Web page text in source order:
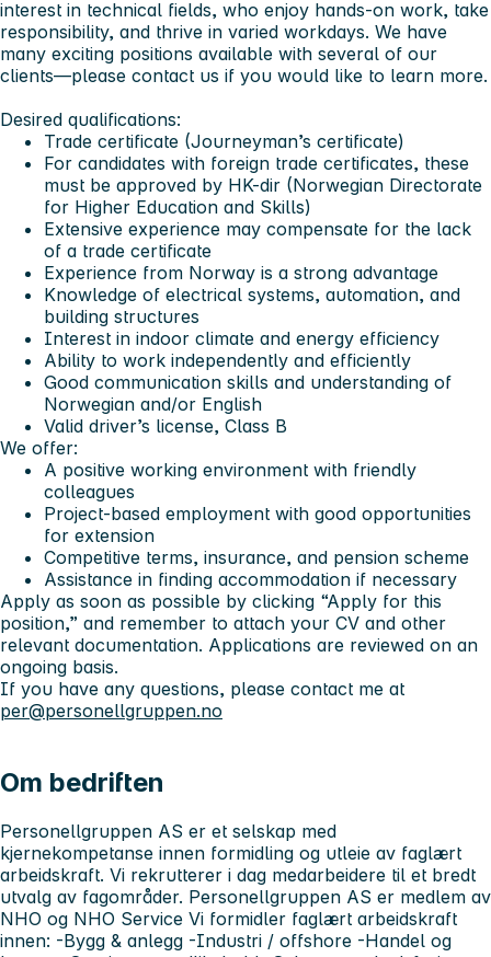
interest in technical fields, who enjoy hands-on work, take
responsibility, and thrive in varied workdays. We have
many exciting positions available with several of our
clients—please contact us if you would like to learn more.
Desired qualifications:
Trade certificate (Journeyman’s certificate)
For candidates with foreign trade certificates, these
must be approved by HK-dir (Norwegian Directorate
for Higher Education and Skills)
Extensive experience may compensate for the lack
of a trade certificate
Experience from Norway is a strong advantage
Knowledge of electrical systems, automation, and
building structures
Interest in indoor climate and energy efficiency
Ability to work independently and efficiently
Good communication skills and understanding of
Norwegian and/or English
Valid driver’s license, Class B
We offer:
A positive working environment with friendly
colleagues
Project-based employment with good opportunities
for extension
Competitive terms, insurance, and pension scheme
Assistance in finding accommodation if necessary
Apply as soon as possible by clicking “Apply for this
position,” and remember to attach your CV and other
relevant documentation. Applications are reviewed on an
ongoing basis.
If you have any questions, please contact me at
per@personellgruppen.no
Om bedriften
Personellgruppen AS er et selskap med
kjernekompetanse innen formidling og utleie av faglært
arbeidskraft. Vi rekrutterer i dag medarbeidere til et bredt
utvalg av fagområder. Personellgruppen AS er medlem av
NHO og NHO Service Vi formidler faglært arbeidskraft
innen: -Bygg & anlegg -Industri / offshore -Handel og